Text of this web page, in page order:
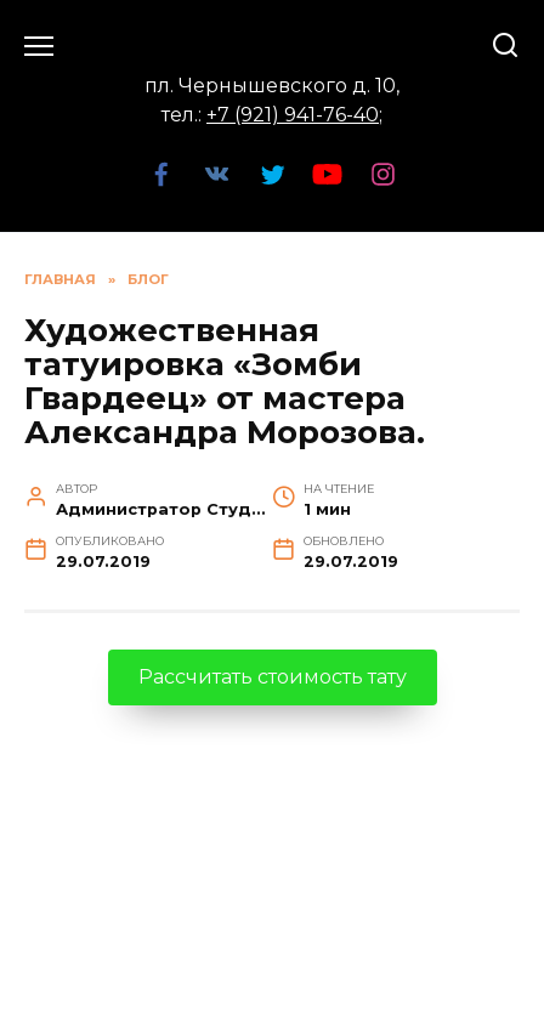
пл. Чернышевского д. 10,
тел.: +7 (921) 941-76-40;
ГЛАВНАЯ » БЛОГ
Художественная
татуировка «Зомби
Гвардеец» от мастера
Александра Морозова.
АВТОР
Администратор Студии
НА ЧТЕНИЕ
1 мин
ОПУБЛИКОВАНО
29.07.2019
ОБНОВЛЕНО
29.07.2019
Рассчитать стоимость тату